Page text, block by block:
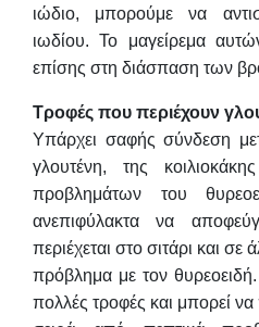
ιώδιο, μπορούμε να
ιωδίου. Το μαγείρεμα
επίσης στη διάσπαση των
Τροφές που περιέχουν
Υπάρχει σαφής σύνδεση
γλουτένη, της
προβλημάτων του
ανεπιφύλακτα να
περιέχεται στο σιτάρι και σε
πρόβλημα με τον
πολλές τροφές και μπορεί